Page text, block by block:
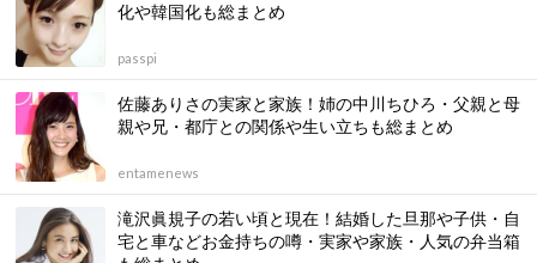
化や韓国化も総まとめ
passpi
佐藤ありさの実家と家族！姉の中川ちひろ・父親と母
親や兄・都庁との関係や生い立ちも総まとめ
entamenews
滝沢眞規子の若い頃と現在！結婚した旦那や子供・自
宅と車などお金持ちの噂・実家や家族・人気の弁当箱